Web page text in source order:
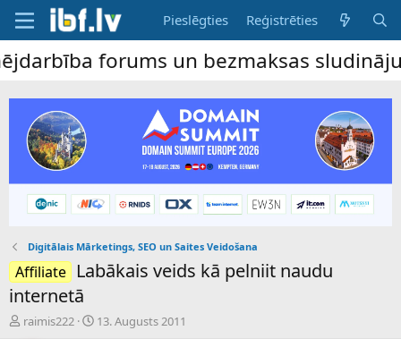
Pieslēgties Reģistrēties
forums un bezmaksas
Digitālais Mārketings, SEO un Saites Veidošana
Affiliate
Labākais veids kā pelniit naudu
internetā
P
raimis222
S13. Augusts 2011